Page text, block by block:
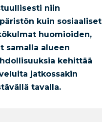
niin
kuin sosiaaliset
huomioiden,
samalla alueen
kehittää
jatkossakin
tavalla.